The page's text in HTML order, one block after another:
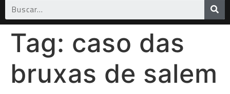
Tag: caso das
bruxas de salem